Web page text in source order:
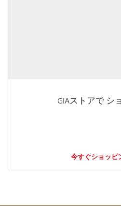
GIAストアで シ
今すぐショッピ